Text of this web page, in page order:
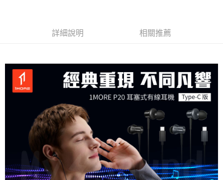
詳細說明 相關推薦